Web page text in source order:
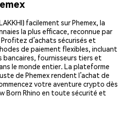
facilement sur Phemex, la
la plus efficace, reconnue par
d’achats sécurisés et
de paiement flexibles, incluant
bancaires, fournisseurs tiers et
le monde entier. La plateforme
de Phemex rendent l’achat de
votre aventure crypto dès
Born Rhino en toute sécurité et